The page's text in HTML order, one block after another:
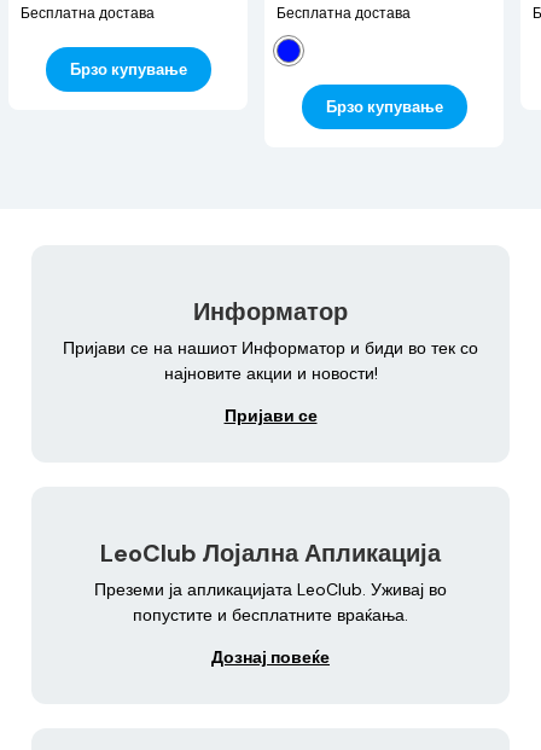
Бесплатна достава
Брзо купување
Бесплатна достава
Брзо купување
Информатор
Пријави се на нашиот Информатор и биди во тек со
најновите акции и новости!
Пријави се
LeoClub Лојална Апликација
Преземи ја апликацијата LeoClub. Уживај во
попустите и бесплатните враќања.
Дознај повеќе